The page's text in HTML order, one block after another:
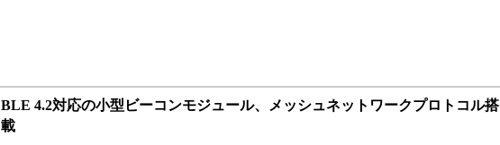
BLE 4.2対応の小型ビーコンモジュール、メッシュネットワークプロトコル搭
載